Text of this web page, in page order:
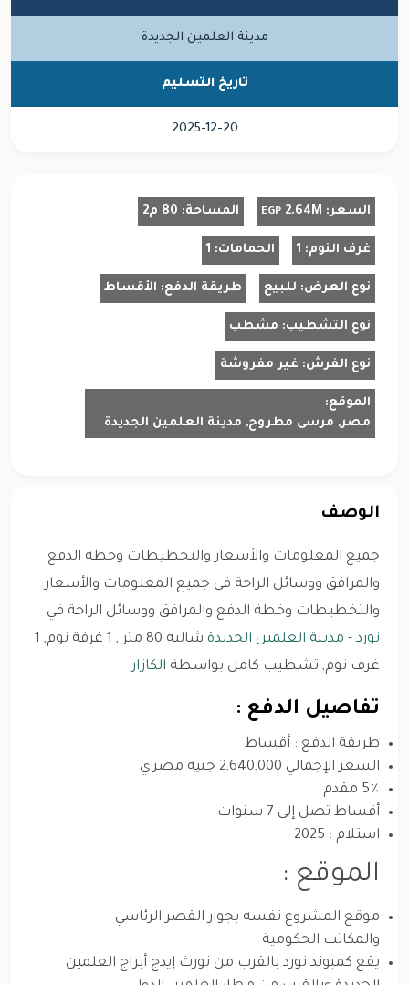
مدينة العلمين الجديدة
تاريخ التسليم
2025-12-20
السعر: 2.64M
EGP المساحة: 80 م2
غرف النوم: 1 الحمامات: 1
نوع العرض: للبيع طريقة الدفع: الأقساط
نوع التشطيب: مشطب
نوع الفرش: غير مفروشة
الموقع:
مصر, مرسى مطروح, مدينة العلمين الجديدة
الوصف
جميع المعلومات والأسعار والتخطيطات وخطة الدفع
والمرافق ووسائل الراحة في جميع المعلومات والأسعار
والتخطيطات وخطة الدفع والمرافق ووسائل الراحة في
نورد - مدينة العلمين الجديدة
شاليه 80 متر , 1 غرفة نوم, 1
غرف نوم, تشطيب كامل بواسطة الكازار
تفاصيل الدفع :
طريقة الدفع : أقساط
السعر الإجمالي 2,640,000 جنيه مصري
5٪ مقدم
أقساط تصل إلى 7 سنوات
استلام : 2025
الموقع :
موقع المشروع نفسه بجوار القصر الرئاسي
والمكاتب الحكومية
يقع كمبوند نورد بالقرب من نورث إيدج أبراج العلمين